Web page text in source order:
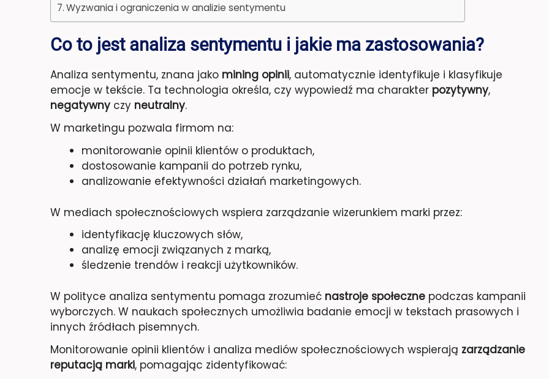
Wyzwania i ograniczenia w analizie sentymentu
Co to jest analiza sentymentu i jakie ma zastosowania?
Analiza sentymentu, znana jako mining opinii, automatycznie identyfikuje i klasyfikuje
emocje w tekście. Ta technologia określa, czy wypowiedź ma charakter pozytywny,
negatywny czy neutralny.
W marketingu pozwala firmom na:
monitorowanie opinii klientów o produktach,
dostosowanie kampanii do potrzeb rynku,
analizowanie efektywności działań marketingowych.
W mediach społecznościowych wspiera zarządzanie wizerunkiem marki przez:
identyfikację kluczowych słów,
analizę emocji związanych z marką,
śledzenie trendów i reakcji użytkowników.
W polityce analiza sentymentu pomaga zrozumieć nastroje społeczne podczas kampanii
wyborczych. W naukach społecznych umożliwia badanie emocji w tekstach prasowych i
innych źródłach pisemnych.
Monitorowanie opinii klientów i analiza mediów społecznościowych wspierają zarządzanie
reputacją marki, pomagając zidentyfikować: